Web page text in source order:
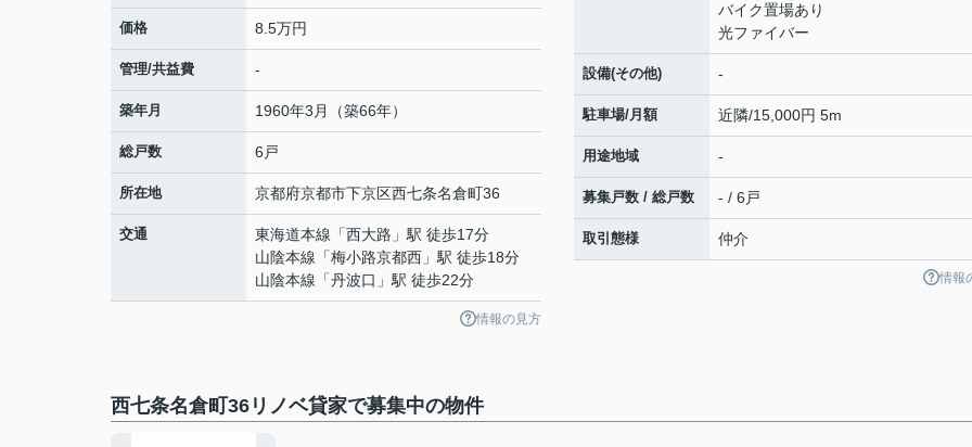
価格 8.5万円
管理/共益費 -
築年月 1960年3月（築66年）
総戸数 6戸
所在地 京都府京都市下京区西七条名倉町36
交通 東海道本線 「西大路 」駅 徒歩17分
山陰本線 「梅小路京都西 」駅 徒歩18分
山陰本線 「丹波口 」駅 徒歩22分
情報の見方
バイク置場あり
光ファイバー
設備(その他) -
駐車場/月額 近隣/15,000円 5m
用途地域 -
募集戸数 / 総戸数 - / 6戸
取引態様 仲介
情報
西七条名倉町36リノベ貸家で募集中の物件